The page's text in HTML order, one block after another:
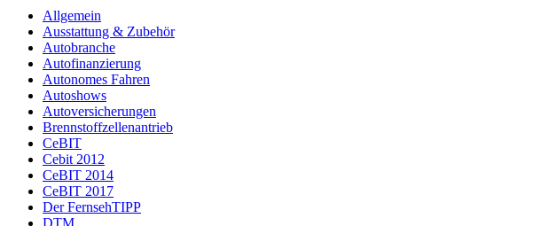
Allgemein
Ausstattung & Zubehör
Autobranche
Autofinanzierung
Autonomes Fahren
Autoshows
Autoversicherungen
Brennstoffzellenantrieb
CeBIT
Cebit 2012
CeBIT 2014
CeBIT 2017
Der FernsehTIPP
DTM